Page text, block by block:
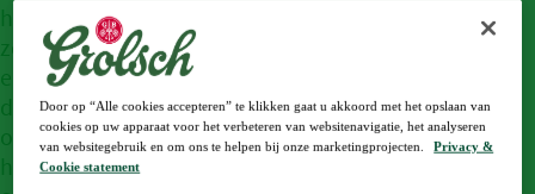
het
zelfvertrouwen
en
de
overtuiging
hebben
Door op “Alle cookies accepteren” te klikken gaat u akkoord met het opslaan van
cookies op uw apparaat voor het verbeteren van websitenavigatie, het analyseren
van websitegebruik en om ons te helpen bij onze marketingprojecten.
Privacy &
Cookie statement